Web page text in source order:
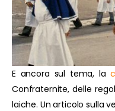
E ancora sul tema, la
Confraternite, delle
laiche. Un articolo sulla